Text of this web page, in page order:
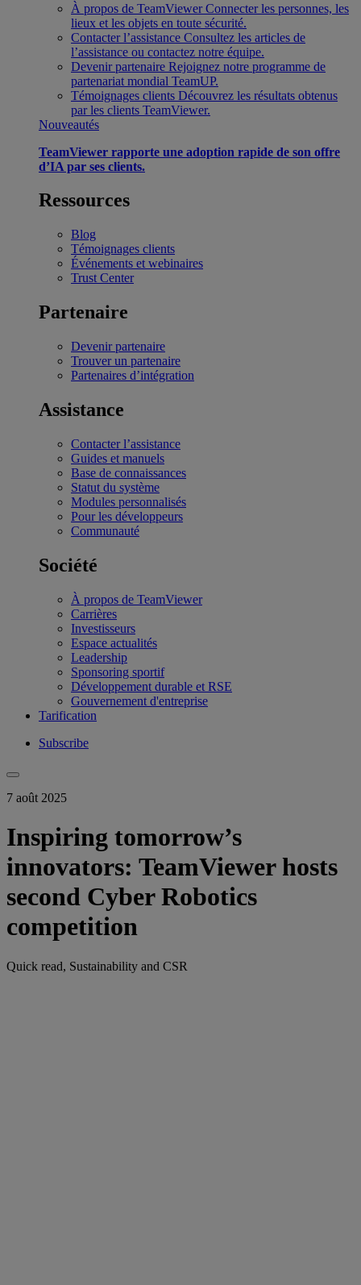
À propos de TeamViewer Connecter les personnes, les
lieux et les objets en toute sécurité.
Contacter l’assistance Consultez les articles de
l’assistance ou contactez notre équipe.
Devenir partenaire Rejoignez notre programme de
partenariat mondial TeamUP.
Témoignages clients Découvrez les résultats obtenus
par les clients TeamViewer.
Nouveautés
TeamViewer rapporte une adoption rapide de son offre
d’IA par ses clients.
Ressources
Blog
Témoignages clients
Événements et webinaires
Trust Center
Partenaire
Devenir partenaire
Trouver un partenaire
Partenaires d’intégration
Assistance
Contacter l’assistance
Guides et manuels
Base de connaissances
Statut du système
Modules personnalisés
Pour les développeurs
Communauté
Société
À propos de TeamViewer
Carrières
Investisseurs
Espace actualités
Leadership
Sponsoring sportif
Développement durable et RSE
Gouvernement d'entreprise
Tarification
Subscribe
7 août 2025
Inspiring tomorrow’s
innovators: TeamViewer hosts
second Cyber Robotics
competition
Quick read, Sustainability and CSR